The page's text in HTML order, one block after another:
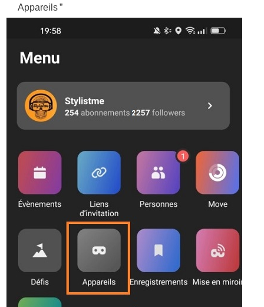
Appareils ”